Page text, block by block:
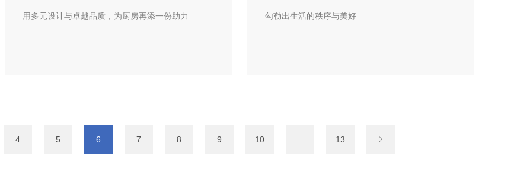
用多元设计与卓越品质，为厨房再添一份助力 勾勒出生活的秩序与美好
4 5 6 7 8 9 10 13